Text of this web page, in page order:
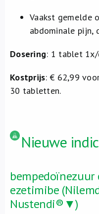
Vaakst gemelde
abdominale pijn,
Dosering: 1 tablet 1x/
Kostprijs: € 62,99
30 tabletten.
Nieuwe
bempedoïnezuur
ezetimibe
Nustendi®▼)